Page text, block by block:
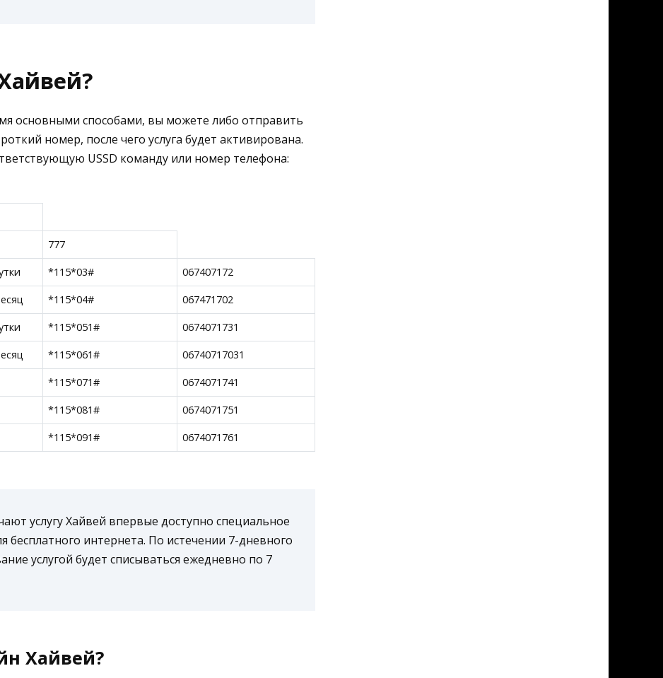
основными способами, вы можете либо отправить
номер, после чего услуга будет активирована.
USSD команду или номер телефона:
777
*115*03# 067407172
*115*04# 067471702
*115*051# 0674071731
*115*061# 06740717031
*115*071# 0674071741
*115*081# 0674071751
*115*091# 0674071761
услугу Хайвей впервые доступно специальное
интернета. По истечении 7-дневного
услугой будет списываться ежедневно по 7
Хайвей?